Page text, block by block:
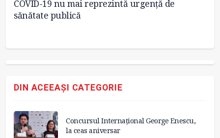
COVID-19 nu mai reprezintă urgenţă de
sănătate publică
DIN ACEEAȘI CATEGORIE
Concursul Internațional George Enescu,
la ceas aniversar